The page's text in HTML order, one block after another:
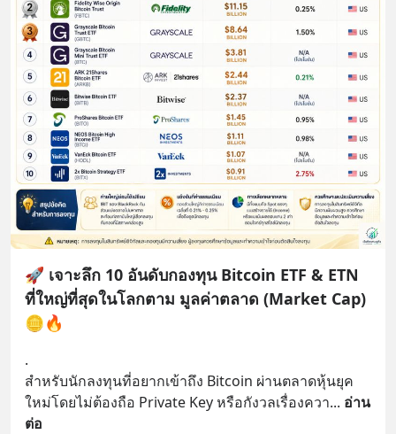
🚀 เจาะลึก 10 อันดับกองทุน Bitcoin ETF & ETN
ที่ใหญ่ที่สุดในโลกตาม มูลค่าตลาด (Market Cap)
🪙🔥
.
สำหรับนักลงทุนที่อยากเข้าถึง Bitcoin ผ่านตลาดหุ้นยุค
ใหม่โดยไม่ต้องถือ Private Key หรือกังวลเรื่องควา... อ่าน
ต่อ